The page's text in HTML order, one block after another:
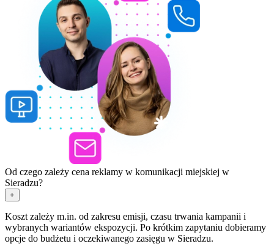
Od czego zależy cena reklamy w komunikacji miejskiej w
Sieradzu?
+
Koszt zależy m.in. od zakresu emisji, czasu trwania kampanii i
wybranych wariantów ekspozycji. Po krótkim zapytaniu dobieramy
opcje do budżetu i oczekiwanego zasięgu w Sieradzu.